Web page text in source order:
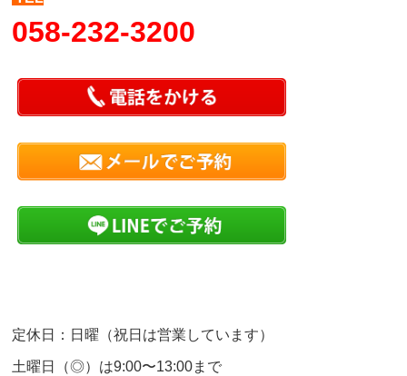
058-232-3200
定休日：日曜（祝日は営業しています）
土曜日（◎）は9:00〜13:00まで